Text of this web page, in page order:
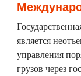
является
управления
грузов через